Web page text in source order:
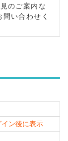
のご案内な
い合わせく
ン後に表示